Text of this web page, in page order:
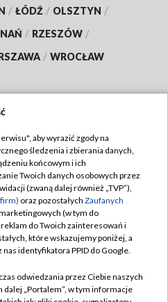
/ ŁÓDŹ / OLSZTYN /
/ RZESZÓW /
/ WROCŁAW
TVP
TVP
prywatności
zgody
Pomoc
aby wyrazić zgody na
śledzenia i zbierania danych,
końcowym i ich
Twoich danych osobowych przez
(zwaną dalej również „TVP”),
oraz pozostałych Zaufanych
(w tym do
do Twoich zainteresowań i
które wskazujemy poniżej, a
identyfikatora PPID do Google.
odwiedzania przez Ciebie naszych
dalej „Portalem”, w tym informacje